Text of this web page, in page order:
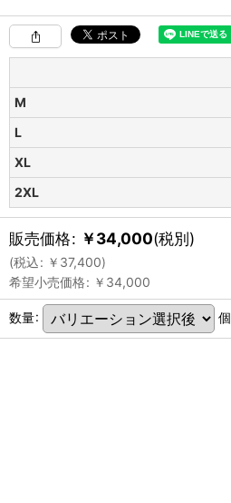
M
L
XL
2XL
販売価格: ￥34,000(税別)
(税込: ￥ 37,400)
希望小売価格: ￥ 34,000
数量: 個